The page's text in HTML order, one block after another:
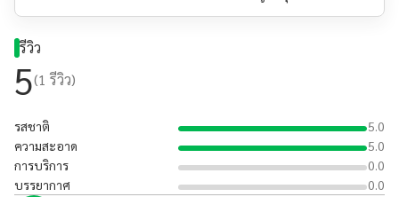
รีวิว
5(1 รีวิว)
รสชาติ
5.0
ความสะอาด
5.0
การบริการ
0.0
บรรยากาศ
0.0